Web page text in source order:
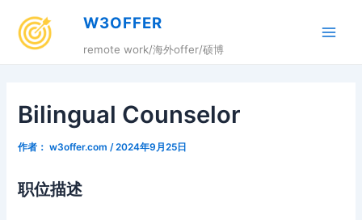
W3OFFER
remote work/海外offer/硕博
Bilingual Counselor
作者： w3offer.com /2024年9月25日
职位描述